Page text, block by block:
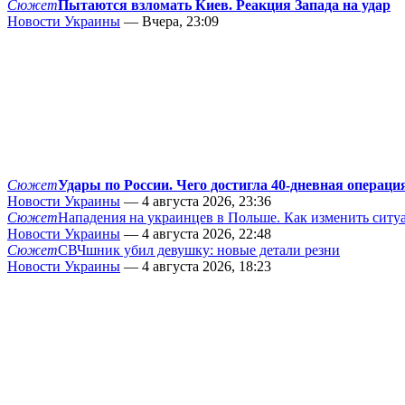
СюжетПытаются взломать Киев. Реакция Запада на удар
Новости Украины — Вчера, 23:09
СюжетУдары по России. Чего достигла 40-дневная
Новости Украины — 4 августа 2026, 23:36
СюжетНападения на украинцев в Польше. Как изменить
Новости Украины — 4 августа 2026, 22:48
СюжетСВЧшник убил девушку: новые детали резни
Новости Украины — 4 августа 2026, 18:23